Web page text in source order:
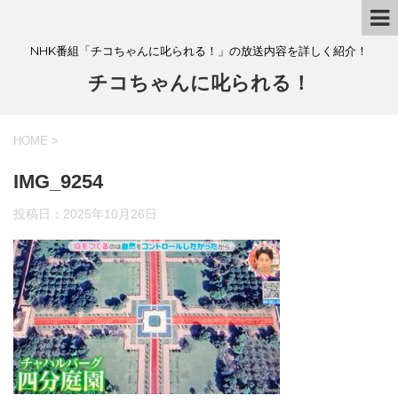
NHK番組「チコちゃんに叱られる！」の放送内容を詳しく紹介！
チコちゃんに叱られる！
HOME >
IMG_9254
投稿日： 2025年10月26日